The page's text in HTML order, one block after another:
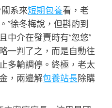
系來短期包養看，老
”徐冬梅說，但斟酌到
中介在發賣時有“忽悠”
一判了之，而是自動往
多輪調停。終極，老太
，兩邊解包養站長除購